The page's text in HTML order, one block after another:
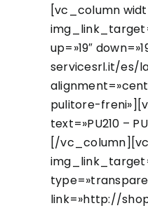
[vc_column
up=»19″
servicesrl.it/es/
pulitore-
text=»PU210 –
[/
link=»http://